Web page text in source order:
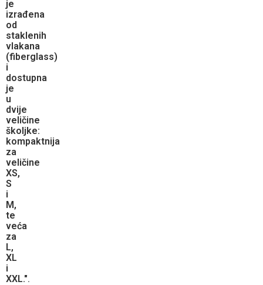
je
izrađena
od
staklenih
vlakana
(fiberglass)
i
dostupna
je
u
dvije
veličine
školjke:
kompaktnija
za
veličine
XS,
S
i
M,
te
veća
za
L,
XL
i
XXL.".